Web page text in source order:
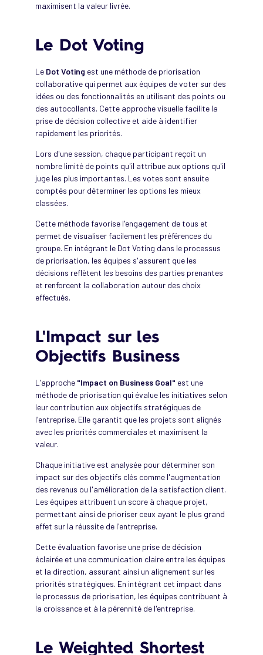
maximisent la valeur livrée.
Le Dot Voting
Le Dot Voting est une méthode de priorisation
collaborative qui permet aux équipes de voter sur des
idées ou des fonctionnalités en utilisant des points ou
des autocollants. Cette approche visuelle facilite la
prise de décision collective et aide à identifier
rapidement les priorités.
Lors d'une session, chaque participant reçoit un
nombre limité de points qu'il attribue aux options qu'il
juge les plus importantes. Les votes sont ensuite
comptés pour déterminer les options les mieux
classées.
Cette méthode favorise l'engagement de tous et
permet de visualiser facilement les préférences du
groupe. En intégrant le Dot Voting dans le processus
de priorisation, les équipes s'assurent que les
décisions reflètent les besoins des parties prenantes
et renforcent la collaboration autour des choix
effectués.
L'Impact sur les
Objectifs Business
L'approche "Impact on Business Goal" est une
méthode de priorisation qui évalue les initiatives selon
leur contribution aux objectifs stratégiques de
l'entreprise. Elle garantit que les projets sont alignés
avec les priorités commerciales et maximisent la
valeur.
Chaque initiative est analysée pour déterminer son
impact sur des objectifs clés comme l'augmentation
des revenus ou l'amélioration de la satisfaction client.
Les équipes attribuent un score à chaque projet,
permettant ainsi de prioriser ceux ayant le plus grand
effet sur la réussite de l'entreprise.
Cette évaluation favorise une prise de décision
éclairée et une communication claire entre les équipes
et la direction, assurant ainsi un alignement sur les
priorités stratégiques. En intégrant cet impact dans
le processus de priorisation, les équipes contribuent à
la croissance et à la pérennité de l'entreprise.
Le Weighted Shortest